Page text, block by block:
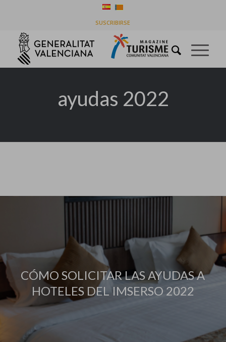
SUSCRIBIRSE
ayudas 2022
CÓMO SOLICITAR LAS AYUDAS A
HOTELES DEL IMSERSO 2022